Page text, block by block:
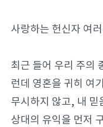
사랑하는 헌신자 여
최근 들어 우리 주의
런데 영혼을 귀히 여
무시하지 않고, 내 믿
상대의 유익을 먼저